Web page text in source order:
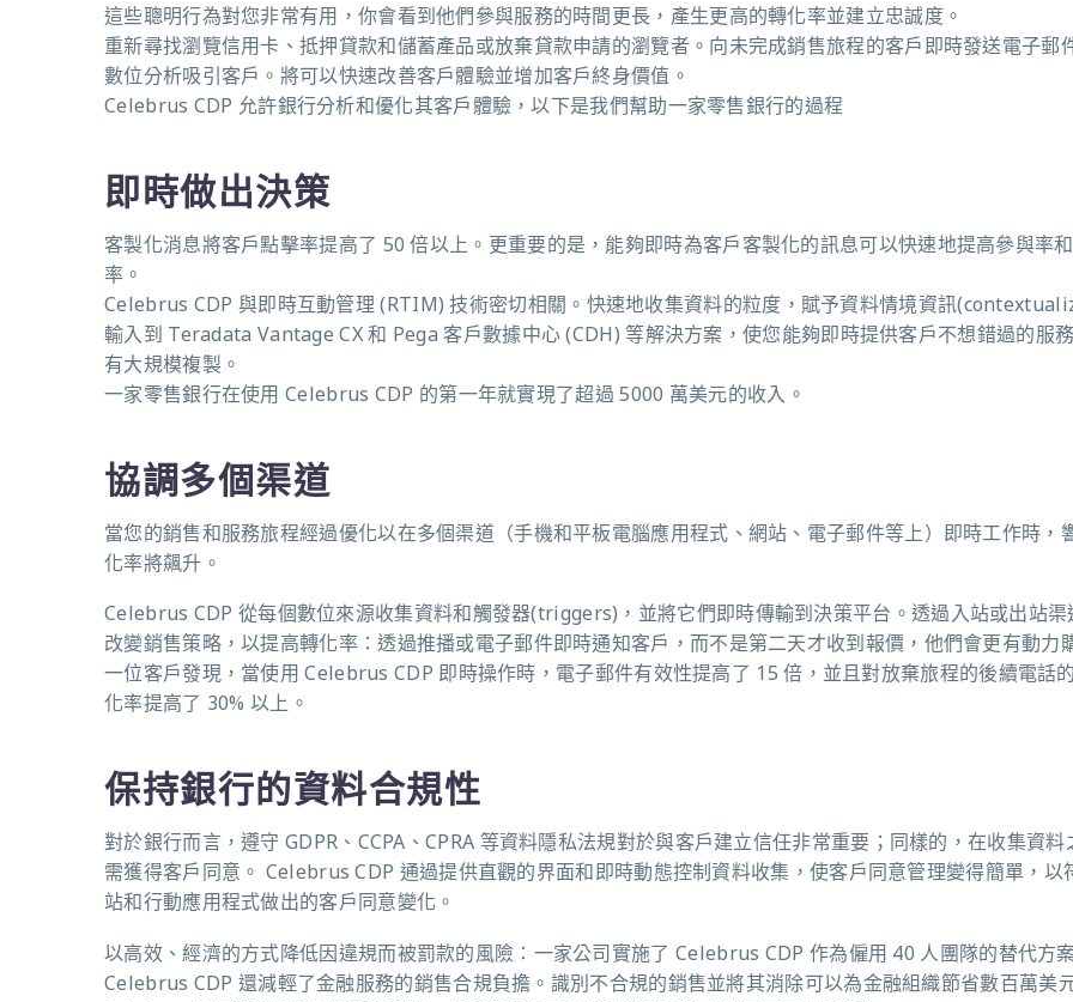
這些聰明行為對您非常有用，你會看到他們參與服務的時間更長，產生更高的轉化率並建立忠誠度。
重新尋找瀏覽信用卡、抵押貸款和儲蓄產品或放棄貸款申請的瀏覽者。向未完成銷售旅程的客戶即時發送電子郵
數位分析吸引客戶。將可以快速改善客戶體驗並增加客戶終身價值。
Celebrus CDP 允許銀行分析和優化其客戶體驗，以下是我們幫助一家零售銀行的過程
即時做出決策
客製化消息將客戶點擊率提高了 50倍以上。更重要的是，能夠即時為客戶客製化的訊息可以快速地提高參與率
率。
Celebrus CDP 與即時互動管理 (RTIM)技術密切相關。快速地收集資料的粒度，賦予資料情境資訊
輸入到 Teradata Vantage CX和 Pega 客戶數據中心(CDH) 等解決方案，使您能夠即時提供客戶不想錯過的服
有大規模複製。
一家零售銀行在使用 Celebrus CDP 的第一年就實現了超過 5000 萬美元的收入。
協調多個渠道
當您的銷售和服務旅程經過優化以在多個渠道（手機和平板電腦應用程式、網站、電子郵件等上）即時工作時，
化率將飆升。
Celebrus CDP 從每個數位來源收集資料和觸發器(triggers) ，並將它們即時傳輸到決策平台。透過入站或出站
改變銷售策略，以提高轉化率：透過推播或電子郵件即時通知客戶，而不是第二天才收到報價，他們會更有動力
一位客戶發現，當使用 Celebrus CDP 即時操作時，電子郵件有效性提高了 15倍，並且對放棄旅程的後續電話
化率提高了 30% 以上。
保持銀行的資料合規性
對於銀行而言，遵守 GDPR 、 CCPA 、CPRA 等資料隱私法規對於與客戶建立信任非常重要；同樣的，在收集資料
需獲得客戶同意。 Celebrus CDP 通過提供直觀的界面和即時動態控制資料收集，使客戶同意管理變得簡單，以
站和行動應用程式做出的客戶同意變化。
以高效、經濟的方式降低因違規而被罰款的風險：一家公司實施了 Celebrus CDP 作為僱用 40 人團隊的替代方
Celebrus CDP 還減輕了金融服務的銷售合規負擔。識別不合規的銷售並將其消除可以為金融組織節省數百萬美